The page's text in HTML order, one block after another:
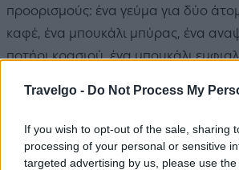
Travelgo - Do Not Process My
If you wish to opt-out of the sale, sharing
processing of your personal or sensitive
targeted advertising by us, please use
προορισμούς: ένα γεύμα για δύο
καφέ, ένα μπουκάλι μπύρας, ένα
ποτήρι κρασιού, ένα μπουκάλι
αντηλιακό και εντομοαπωθητικό. Η
σε δεδομένα από εθνικούς και
τουριστικούς φορείς και
γραφεία.